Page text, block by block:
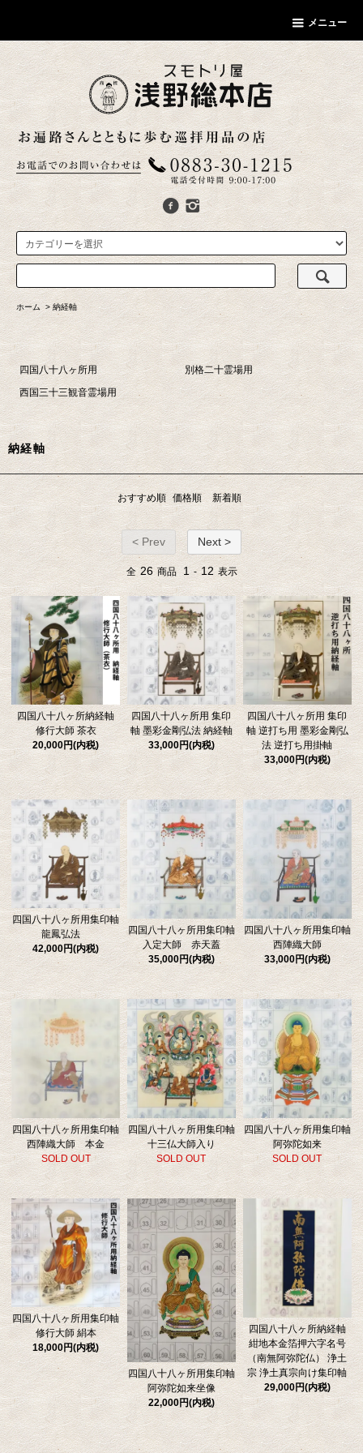
メニュー
ホーム >納経軸
四国八十八ヶ所用
別格二十霊場用
西国三十三観音霊場用
納経軸
おすすめ順 価格順 新着順
< Prev Next >
全 26 商品 1 - 12 表示
四国八十八ヶ所納経軸
修行大師 茶衣
20,000円(内税)
四国八十八ヶ所用 集印
軸 墨彩金剛弘法 納経軸
33,000円(内税)
四国八十八ヶ所用 集印
軸 逆打ち用 墨彩金剛弘
法 逆打ち用掛軸
33,000円(内税)
四国八十八ヶ所用集印軸
龍鳳弘法
42,000円(内税)
四国八十八ヶ所用集印軸
入定大師 赤天蓋
35,000円(内税)
四国八十八ヶ所用集印軸
西陣織大師
33,000円(内税)
四国八十八ヶ所用集印軸
西陣織大師 本金
SOLD OUT
四国八十八ヶ所用集印軸
十三仏大師入り
SOLD OUT
四国八十八ヶ所用集印軸
阿弥陀如来
SOLD OUT
四国八十八ヶ所用集印軸
修行大師 絹本
18,000円(内税)
四国八十八ヶ所用集印軸
阿弥陀如来坐像
22,000円(内税)
四国八十八ヶ所納経軸
紺地本金箔押六字名号
（南無阿弥陀仏） 浄土
宗 浄土真宗向け集印軸
29,000円(内税)